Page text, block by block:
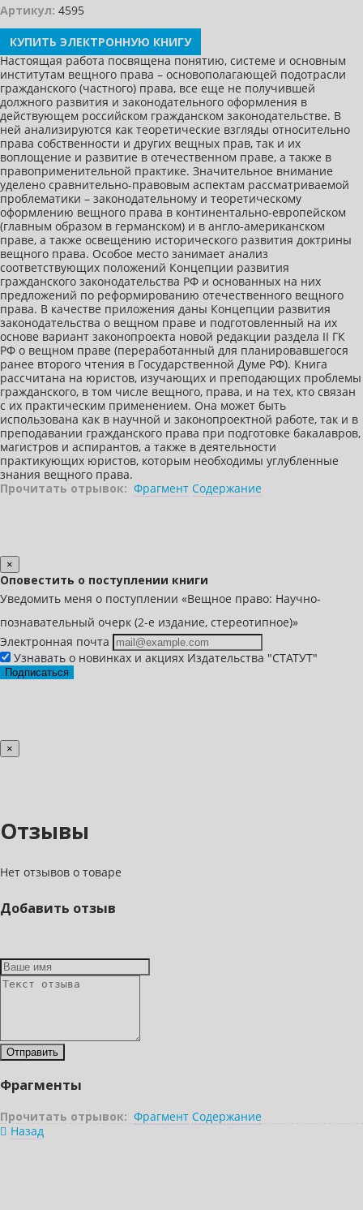
Артикул: 4595
КУПИТЬ ЭЛЕКТРОННУЮ КНИГУ
Настоящая работа посвящена понятию, системе и основным
институтам вещного права – основополагающей подотрасли
гражданского (частного) права, все еще не получившей
должного развития и законодательного оформления в
действующем российском гражданском законодательстве. В
ней анализируются как теоретические взгляды относительно
права собственности и других вещных прав, так и их
воплощение и развитие в отечественном праве, а также в
правоприменительной практике. Значительное внимание
уделено сравнительно-правовым аспектам рассматриваемой
проблематики – законодательному и теоретическому
оформлению вещного права в континентально-европейском
(главным образом в германском) и в англо-американском
праве, а также освещению исторического развития доктрины
вещного права. Особое место занимает анализ
соответствующих положений Концепции развития
гражданского законодательства РФ и основанных на них
предложений по реформированию отечественного вещного
права. В качестве приложения даны Концепции развития
законодательства о вещном праве и подготовленный на их
основе вариант законопроекта новой редакции раздела II ГК
РФ о вещном праве (переработанный для планировавшегося
ранее второго чтения в Государственной Думе РФ). Книга
рассчитана на юристов, изучающих и преподающих проблемы
гражданского, в том числе вещного, права, и на тех, кто связан
с их практическим применением. Она может быть
использована как в научной и законопроектной работе, так и в
преподавании гражданского права при подготовке бакалавров,
магистров и аспирантов, а также в деятельности
практикующих юристов, которым необходимы углубленные
знания вещного права.
Прочитать отрывок: Фрагмент Содержание
×
Оповестить о поступлении книги
Уведомить меня о поступлении «Вещное право: Научно-
познавательный очерк (2-е издание, стереотипное)»
Электронная почта
Узнавать о новинках и акциях Издательства "СТАТУТ"
Подписаться
×
Отзывы
Нет отзывов о товаре
Добавить отзыв
Фрагменты
Прочитать отрывок: Фрагмент Содержание
Назад